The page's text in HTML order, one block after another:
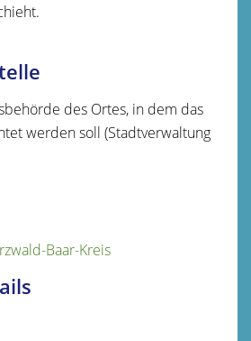
des Ortes, in dem das
werden soll (Stadtverwaltung
Baar-Kreis